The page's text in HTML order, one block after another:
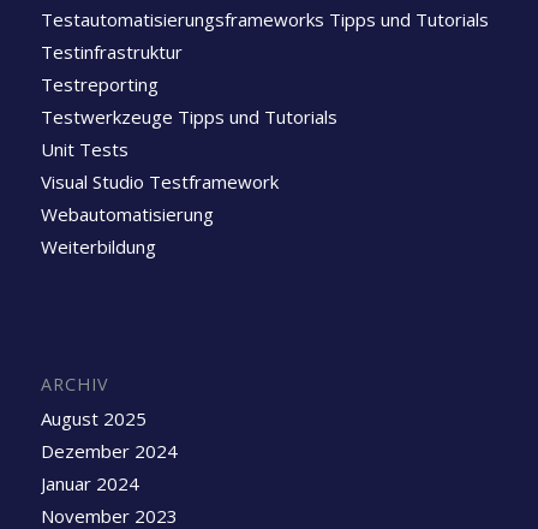
Testautomatisierungsframeworks Tipps und Tutorials
Testinfrastruktur
Testreporting
Testwerkzeuge Tipps und Tutorials
Unit Tests
Visual Studio Testframework
Webautomatisierung
Weiterbildung
ARCHIV
August 2025
Dezember 2024
Januar 2024
November 2023